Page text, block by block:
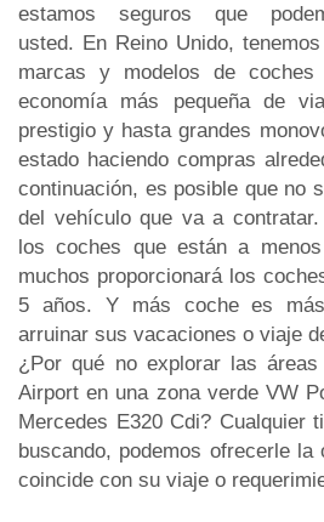
estamos seguros que
usted. En Reino Unido,
marcas y modelos de
economía más pequeña de
prestigio y hasta grandes
estado haciendo compras
continuación, es posible que no
del vehículo que va a
los coches que están a
muchos proporcionará los
5 años. Y más coche es
arruinar sus vacaciones o viaje
¿Por qué no explorar las
Airport en una zona verde VW
Mercedes E320 Cdi? Cualquier
buscando, podemos ofrecerle la
coincide con su viaje o